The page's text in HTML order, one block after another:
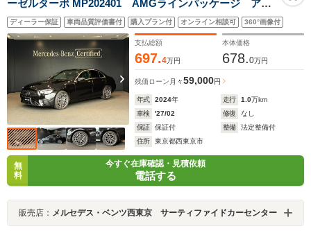
ーゼルターボ MP202401 AMGラインパッケージ アド
バンスドパッケージ 19インチAMGアルミホイール 本
革巻スポーツステアリング アクティブアンビエントラ
イト ヘッドアップディスプレイ パフューム
ディーラー保証 車両品質評価書付 購入プラン付 オンライン相談可 360°画像付
支払総額
697.4万円
本体価格
678.0万円
残価ローン 月々59,000円
年式 2024年 走行 1.0万km
車検
'27/02 修復
なし
保証
保証付 整備
法定整備付
住所
東京都西東京市
無
料
今すぐ在庫確認・見積依頼
電話する
販売店： メルセデス・ベンツ西東京 サーティファイドカーセンター